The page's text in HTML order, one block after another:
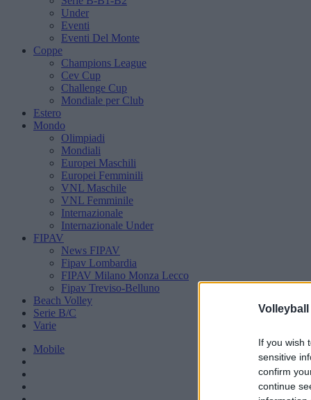
Volleyball
If you wish
sensitive
confirm
continue
Under
Eventi
Eventi Del Monte
Coppe
Champions League
Cev Cup
Challenge Cup
Mondiale per Club
Estero
Mondo
Olimpiadi
Mondiali
Europei Maschili
Europei Femminili
VNL Maschile
VNL Femminile
Internazionale
Internazionale Under
FIPAV
News FIPAV
Fipav Lombardia
FIPAV Milano Monza Lecco
Fipav Treviso-Belluno
Beach Volley
Serie B/C
Varie
Mobile